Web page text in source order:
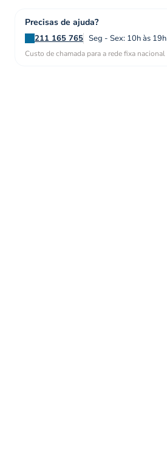
Precisas de ajuda?
211 165 765 Seg - Sex: 10h às 19h
Custo de chamada para a rede fixa nacional